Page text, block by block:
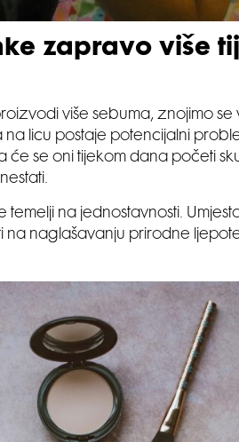
zapravo više
više sebuma, znojimo se
licu postaje potencijalni
se oni tijekom dana početi
temelji na jednostavnosti.
naglašavanju prirodne